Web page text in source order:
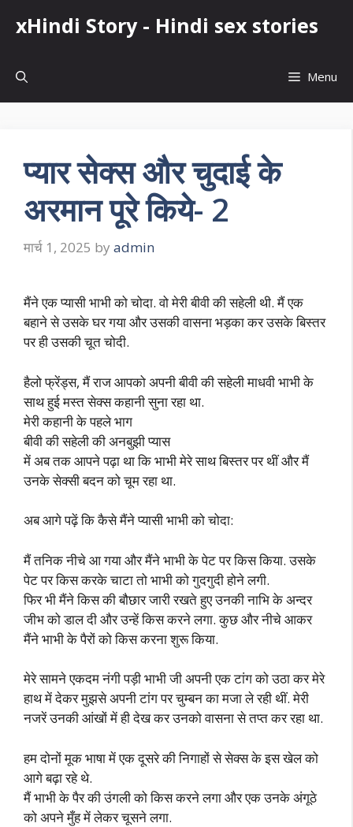
xHindi Story - Hindi sex stories
Menu
प्यार सेक्स और चुदाई के
अरमान पूरे किये- 2
मार्च 1, 2025 by admin
मैंने एक प्यासी भाभी को चोदा. वो मेरी बीवी की सहेली थी. मैं एक
बहाने से उसके घर गया और उसकी वासना भड़का कर उसके बिस्तर
पर ही उसकी चूत चोदी.
हैलो फ्रेंड्स, मैं राज आपको अपनी बीवी की सहेली माधवी भाभी के
साथ हुई मस्त सेक्स कहानी सुना रहा था.
मेरी कहानी के पहले भाग
बीवी की सहेली की अनबुझी प्यास
में अब तक आपने पढ़ा था कि भाभी मेरे साथ बिस्तर पर थीं और मैं
उनके सेक्सी बदन को चूम रहा था.
अब आगे पढ़ें कि कैसे मैंने प्यासी भाभी को चोदा:
मैं तनिक नीचे आ गया और मैंने भाभी के पेट पर किस किया. उसके
पेट पर किस करके चाटा तो भाभी को गुदगुदी होने लगी.
फिर भी मैंने किस की बौछार जारी रखते हुए उनकी नाभि के अन्दर
जीभ को डाल दी और उन्हें किस करने लगा. कुछ और नीचे आकर
मैंने भाभी के पैरों को किस करना शुरू किया.
मेरे सामने एकदम नंगी पड़ी भाभी जी अपनी एक टांग को उठा कर मेरे
हाथ में देकर मुझसे अपनी टांग पर चुम्बन का मजा ले रही थीं. मेरी
नजरें उनकी आंखों में ही देख कर उनको वासना से तप्त कर रहा था.
हम दोनों मूक भाषा में एक दूसरे की निगाहों से सेक्स के इस खेल को
आगे बढ़ा रहे थे.
मैं भाभी के पैर की उंगली को किस करने लगा और एक उनके अंगूठे
को अपने मुँह में लेकर चूसने लगा.